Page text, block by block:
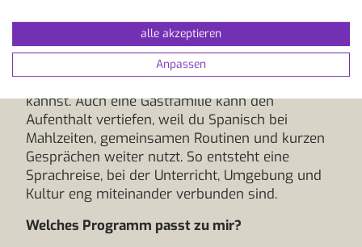
Sprechen arbeiten möchtest. Ergänzt werden die
Sprachkurse durch Aktivitäten, Ausflüge,
Marktbesuche oder kulturelle Programmpunkte,
bei denen du das Gelernte direkt einsetzen
kannst. Auch eine Gastfamilie kann den
Aufenthalt vertiefen, weil du Spanisch bei
Mahlzeiten, gemeinsamen Routinen und kurzen
Gesprächen weiter nutzt. So entsteht eine
Sprachreise, bei der Unterricht, Umgebung und
Kultur eng miteinander verbunden sind.
Welches Programm passt zu mir?
alle akzeptieren
Anpassen